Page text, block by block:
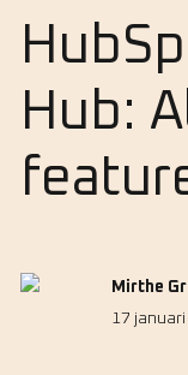
Hub:
Mirthe
17